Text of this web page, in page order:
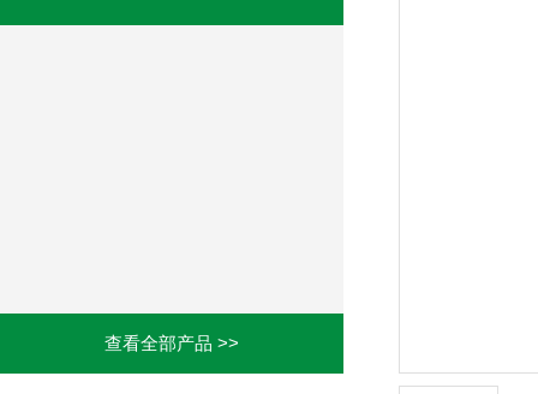
查看全部产品 >>